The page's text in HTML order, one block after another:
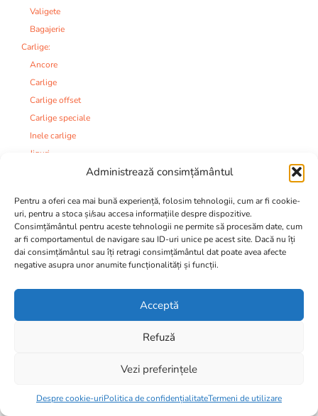
Administrează consimțământul
Pentru a oferi cea mai bună experiență, folosim tehnologii, cum ar fi cookie-
uri, pentru a stoca și/sau accesa informațiile despre dispozitive.
Consimțământul pentru aceste tehnologii ne permite să procesăm date, cum
ar fi comportamentul de navigare sau ID-uri unice pe acest site. Dacă nu îți
dai consimțământul sau îți retragi consimțământul dat poate avea afecte
negative asupra unor anumite funcționalități și funcții.
Acceptă
Refuză
Vezi preferințele
Despre cookie-uriPolitica de confidențialitateTermeni de utilizare
Valigete
Bagajerie
Carlige:
Ancore
Carlige
Carlige offset
Carlige speciale
Inele carlige
Jiguri
Monturi si accesorii:
Agrafe
Kituri monturi
Monturi
Juvelnice